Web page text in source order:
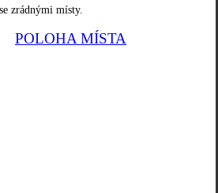
zrádnými místy.
POLOHA MÍSTA